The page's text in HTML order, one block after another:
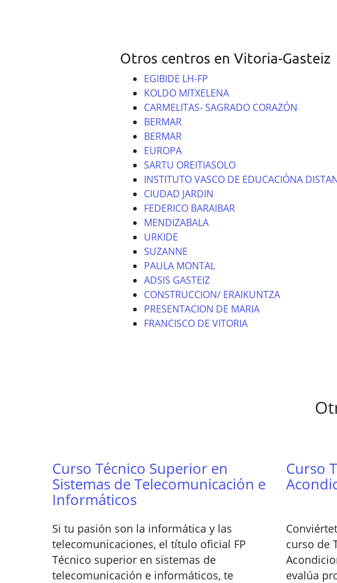
Otros centros en Vitoria-Gasteiz
EGIBIDE LH-FP
KOLDO MITXELENA
CARMELITAS- SAGRADO CORAZÓN
BERMAR
BERMAR
EUROPA
SARTU OREITIASOLO
INSTITUTO VASCO DE EDUCACIÓNA
CIUDAD JARDIN
FEDERICO BARAIBAR
MENDIZABALA
URKIDE
SUZANNE
PAULA MONTAL
ADSIS GASTEIZ
CONSTRUCCION/ ERAIKUNTZA
PRESENTACION DE MARIA
FRANCISCO DE VITORIA
Curso Técnico Superior en
Sistemas de Telecomunicación e
Informáticos
Si tu pasión son la informática y las
telecomunicaciones, el título oficial FP
Técnico superior en sistemas de
telecomunicación e informáticos, te
Curso
curso de
evalúa